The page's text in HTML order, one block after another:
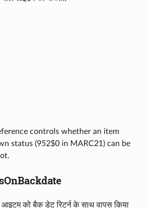
controls whether an item
status (952$0 in MARC21) can be
को बैक डेट रिटर्न के साथ वापस किया